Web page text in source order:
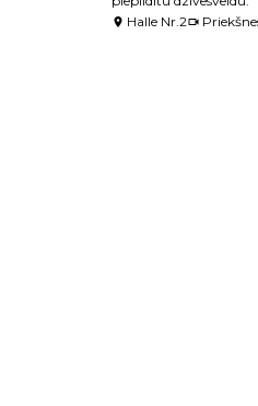
location_on Halle Nr.2videocam